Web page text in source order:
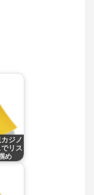
ジノ
リス
め